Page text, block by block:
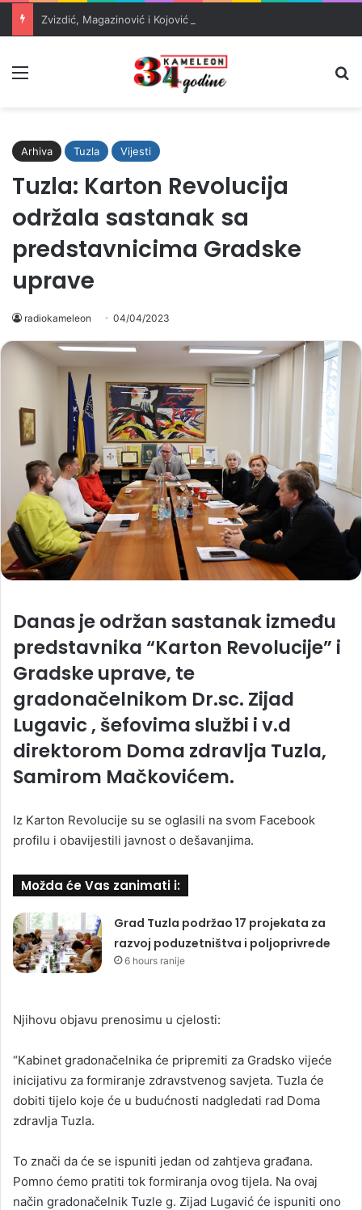
Arhiva Tuzla Vijesti
Tuzla: Karton Revolucija
održala sastanak sa
predstavnicima Gradske
uprave
radiokameleon 04/04/2023
Danas je održan sastanak između
predstavnika “Karton Revolucije” i
Gradske uprave, te
gradonačelnikom Dr.sc. Zijad
Lugavic , šefovima službi i v.d
direktorom Doma zdravlja Tuzla,
Samirom Mačkovićem.
Iz Karton Revolucije su se oglasili na svom Facebook
profilu i obavijestili javnost o dešavanjima.
Možda će Vas zanimati i:
Grad Tuzla podržao 17 projekata za
razvoj poduzetništva i poljoprivrede
6 hours ranije
Njihovu objavu prenosimu u cjelosti:
“Kabinet gradonačelnika će pripremiti za Gradsko vijeće
inicijativu za formiranje zdravstvenog savjeta. Tuzla će
dobiti tijelo koje će u budućnosti nadgledati rad Doma
zdravlja Tuzla.
To znači da će se ispuniti jedan od zahtjeva građana.
Pomno ćemo pratiti tok formiranja ovog tijela. Na ovaj
način gradonačelnik Tuzle g. Zijad Lugavić će ispuniti ono